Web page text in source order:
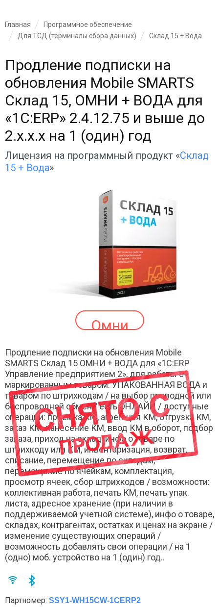
Главная
Программное обеспечение
Для ТСД (терминалы сбора данных)
Склад 15 + Вода
Продление подписки на
обновления Mobile SMARTS
Склад 15, ОМНИ + ВОДА для
«1С:ERP» 2.4.12.75 и выше до
2.x.x.x на 1 (один) год
Лицензия на программный продукт «Склад
15 + Вода»
Омни
Продление подписки на обновления Mobile
SMARTS Склад 15 ОМНИ + ВОДА для «1С:ERP
Управление предприятием 2», для работы с
маркированным товаром: УПАКОВАННАЯ ВОДА и
товаром по штрихкодам / на выбор проводной или
беспроводной обмен / есть ОНЛАЙН / доступные
операции: приемка КМ, агрегация КМ, отгрузка КМ,
заказ КМ, нанесение КМ, ввод КМ в оборот, подбор
заказа, приход на склад, инфо о товаре по
штрихкоду или КМ, инвентаризация, возврат,
списание, перемещение по складам,
перемещение по ячейкам, комплектация,
просмотр ячеек, сбор штрихкодов / возможности:
коллективная работа, печать КМ, печать упак.
листа, адресное хранение (при наличии в
поддерживаемой учетной системе), инфо о товаре,
складах, контрагентах, остатках и ценах на экране /
изменение существующих операций /
возможность добавлять свои операции / на 1
(одно) моб. устройство на 1 (один) год..
Партномер: SSY1-WH15CW-1CERP2